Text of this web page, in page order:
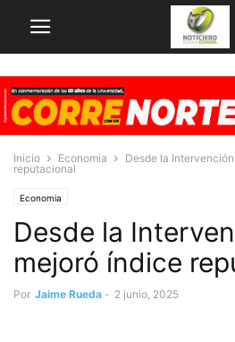
Inicio Economia
Desde la
reputacional
Economia
Desde la
mejoró índice
Por Jaime Rueda - 2 junio, 2025